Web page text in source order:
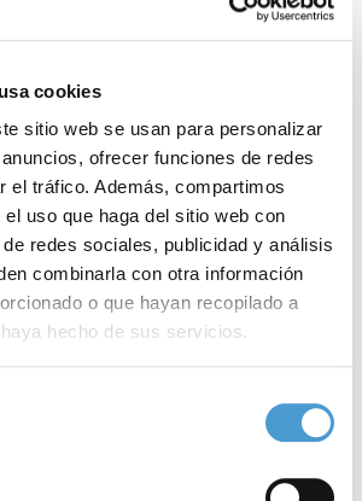
cookies
sitio web se usan para personalizar
ofrecer funciones de redes
el tráfico. Además, compartimos
uso que haga del sitio web con
redes sociales, publicidad y análisis
combinarla con otra información
o que hayan recopilado a
hecho de sus servicios.
aumento de
oculares en
cloro y la
infecciones
aumentan las actividades al aire
y playas y la exposición
embargo, esta época del año también